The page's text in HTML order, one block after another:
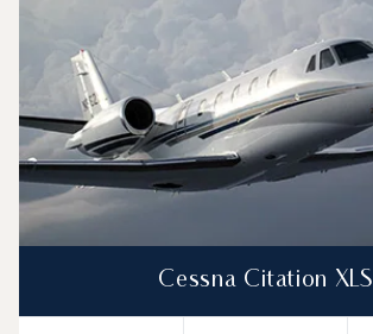
Cessna Citation XLS